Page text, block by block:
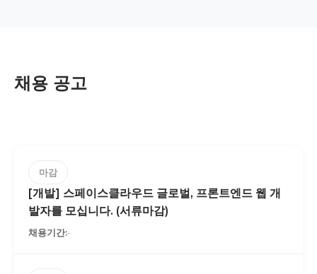
채용 공고
마감
[개발] 스페이스클라우드 글로벌, 프론트엔드 웹 개
발자를 모십니다. (서류마감)
-